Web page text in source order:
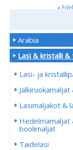
«
TUOTE
RYHMÄT
Arabia
Lasi & kristalli &
Lasi- ja
Lasimaljakot &
boolimaljat
Taidelasi